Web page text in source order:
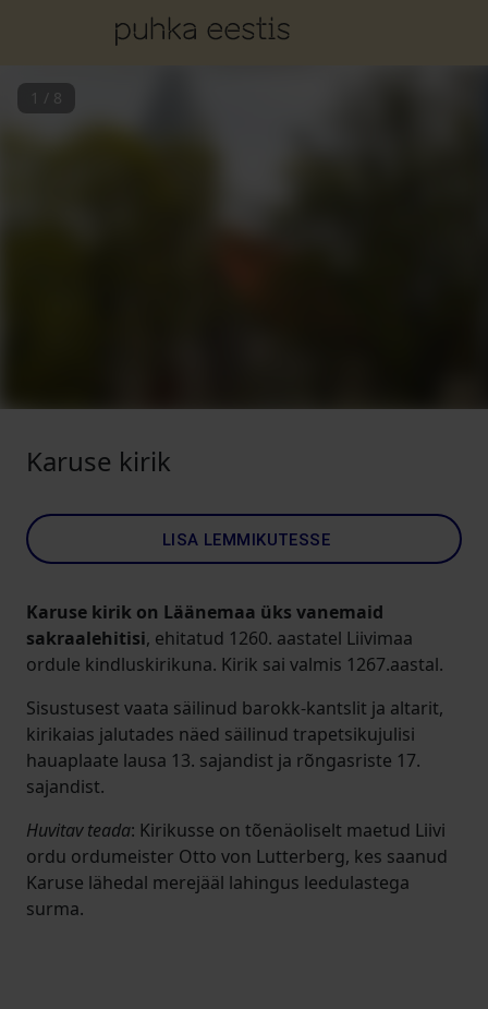
1 / 8
Karuse kirik
LISA LEMMIKUTESSE
Karuse kirik on Läänemaa üks vanemaid
sakraalehitisi, ehitatud 1260. aastatel Liivimaa
ordule kindluskirikuna. Kirik sai valmis 1267.aastal.
Sisustusest vaata säilinud barokk-kantslit ja altarit,
kirikaias jalutades näed säilinud trapetsikujulisi
hauaplaate lausa 13. sajandist ja rõngasriste 17.
sajandist.
Huvitav teada: Kirikusse on tõenäoliselt maetud Liivi
ordu ordumeister Otto von Lutterberg, kes saanud
Karuse lähedal merejääl lahingus leedulastega
surma.